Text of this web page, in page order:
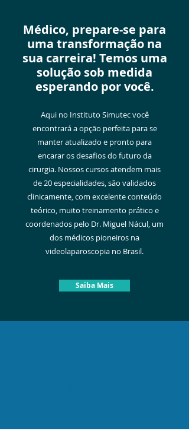
Médico, prepare-se para
uma transformação na
sua carreira! Temos uma
solução sob medida
esperando por você.
Aqui no Instituto Simutec você
encontrará a opção perfeita para se
manter atualizado e pronto para
encarar os desafios do futuro da
cirurgia. Nossos cursos atendem mais
de 20 especialidades, são validados
clinicamente, com excelente conteúdo
teórico, muito treinamento prático e
coordenados pelo Dr. Miguel Nácul, um
dos médicos pioneiros na
videolaparoscopia no Brasil.
Saiba Mais